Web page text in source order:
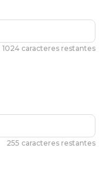
1024 caracteres restantes
255 caracteres restantes